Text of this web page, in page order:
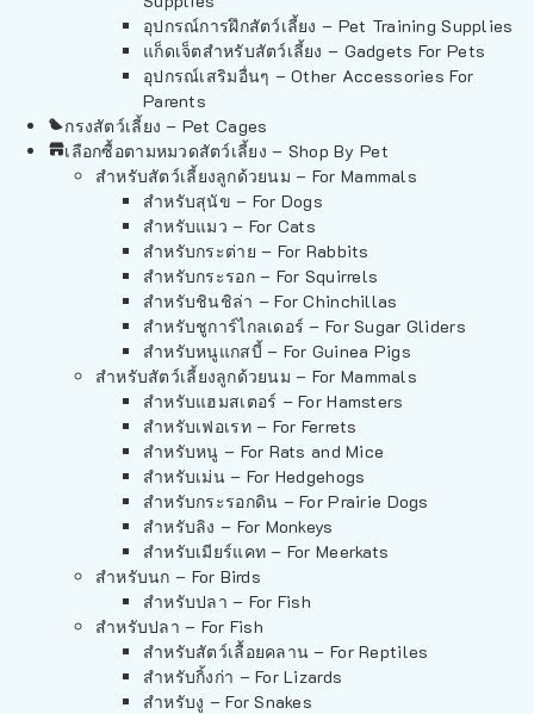
อุปกรณ์การฝึกสัตว์เลี้ยง – Pet Training Supplies
แก็ดเจ็ตสำหรับสัตว์เลี้ยง – Gadgets For Pets
อุปกรณ์เสริมอื่นๆ – Other Accessories For
Parents
กรงสัตว์เลี้ยง – Pet Cages
เลือกซื้อตามหมวดสัตว์เลี้ยง – Shop By Pet
สำหรับสัตว์เลี้ยงลูกด้วยนม – For Mammals
สำหรับสุนัข – For Dogs
สำหรับแมว – For Cats
สำหรับกระต่าย – For Rabbits
สำหรับกระรอก – For Squirrels
สำหรับชินชิล่า – For Chinchillas
สำหรับชูการ์ไกลเดอร์ – For Sugar Gliders
สำหรับหนูแกสบี้ – For Guinea Pigs
สำหรับสัตว์เลี้ยงลูกด้วยนม – For Mammals
สำหรับแฮมสเตอร์ – For Hamsters
สำหรับเฟอเรท – For Ferrets
สำหรับหนู – For Rats and Mice
สำหรับเม่น – For Hedgehogs
สำหรับกระรอกดิน – For Prairie Dogs
สำหรับลิง – For Monkeys
สำหรับเมียร์แคท – For Meerkats
สำหรับนก – For Birds
สำหรับปลา – For Fish
สำหรับปลา – For Fish
สำหรับสัตว์เลื้อยคลาน – For Reptiles
สำหรับกิ้งก่า – For Lizards
สำหรับงู – For Snakes